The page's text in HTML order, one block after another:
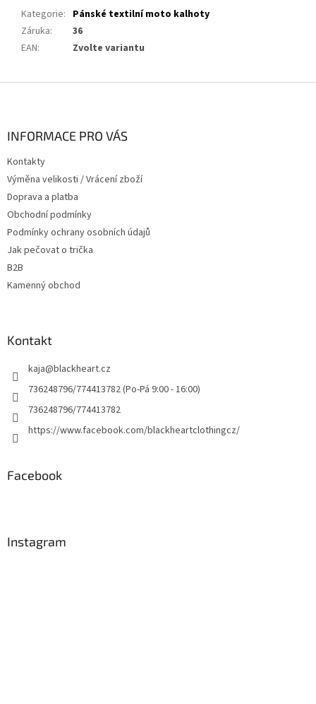
Kategorie: Pánské textilní moto kalhoty
Záruka:
36
EAN: Zvolte variantu
INFORMACE PRO VÁS
Kontakty
Výměna velikosti / Vrácení zboží
Doprava a platba
Obchodní podmínky
Podmínky ochrany osobních údajů
Jak pečovat o trička
B2B
Kamenný obchod
Kontakt
kaja@blackheart.cz
736248796/774413782 (Po-Pá 9:00 - 16:00)
736248796/774413782
https://www.facebook.com/blackheartclothingcz/
Facebook
Instagram